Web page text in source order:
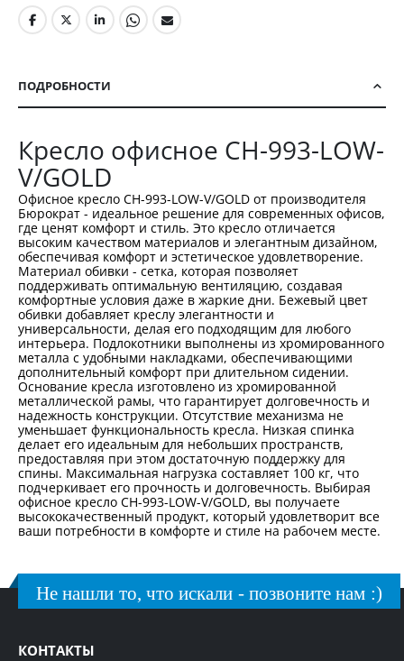
ПОДРОБНОСТИ
Кресло офисное CH-993-LOW-
V/GOLD
Офисное кресло CH-993-LOW-V/GOLD от производителя
Бюрократ - идеальное решение для современных офисов,
где ценят комфорт и стиль. Это кресло отличается
высоким качеством материалов и элегантным дизайном,
обеспечивая комфорт и эстетическое удовлетворение.
Материал обивки - сетка, которая позволяет
поддерживать оптимальную вентиляцию, создавая
комфортные условия даже в жаркие дни. Бежевый цвет
обивки добавляет креслу элегантности и
универсальности, делая его подходящим для любого
интерьера. Подлокотники выполнены из хромированного
металла с удобными накладками, обеспечивающими
дополнительный комфорт при длительном сидении.
Основание кресла изготовлено из хромированной
металлической рамы, что гарантирует долговечность и
надежность конструкции. Отсутствие механизма не
уменьшает функциональность кресла. Низкая спинка
делает его идеальным для небольших пространств,
предоставляя при этом достаточную поддержку для
спины. Максимальная нагрузка составляет 100 кг, что
подчеркивает его прочность и долговечность. Выбирая
офисное кресло CH-993-LOW-V/GOLD, вы получаете
высококачественный продукт, который удовлетворит все
ваши потребности в комфорте и стиле на рабочем месте.
Не нашли то, что искали - позвоните нам :)
КОНТАКТЫ